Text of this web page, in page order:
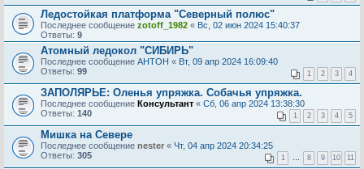
Ледостойкая платформа "Северный полюс"
Последнее сообщение zotoff_1982 « Вс, 02 июн 2024 15:40:37
Ответы: 9
Атомный ледокол "СИБИРЬ"
Последнее сообщение AHTOH « Вт, 09 апр 2024 16:09:40
Ответы: 99 1 2 3 4
ЗАПОЛЯРЬЕ: Оленья упряжка. Собачья упряжка.
Последнее сообщение Консультант « Сб, 06 апр 2024 13:38:30
Ответы: 140 1 2 3 4 5
Мишка на Севере
Последнее сообщение nester « Чт, 04 апр 2024 20:34:25
Ответы: 305 1 8 9 10 11